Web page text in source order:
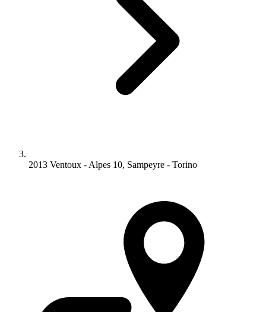
2013 Ventoux - Alpes 10, Sampeyre - Torino